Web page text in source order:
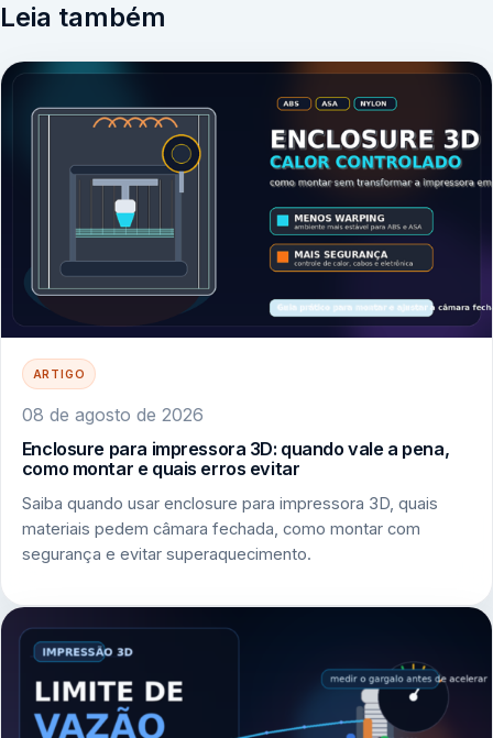
Leia também
ARTIGO
08 de agosto de 2026
Enclosure para impressora 3D: quando vale a pena,
como montar e quais erros evitar
Saiba quando usar enclosure para impressora 3D, quais
materiais pedem câmara fechada, como montar com
segurança e evitar superaquecimento.